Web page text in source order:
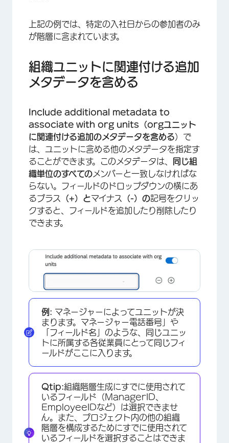
×
上記の例では、特定の入社日からの参加者のみ
が階層に含まれています。
組織ユニットに関連付ける追加
メタデータを含める
Include additional metadata to
associate with org units（orgユニット
に関連付ける追加のメタデータを含める）で
は、ユニットに含める他のメタデータを指定す
ることができます。このメタデータは、
同じ組
織単位のすべての メンバーと一致しなければな
らない。フィールドのドロップダウンの横にあ
るプラス
（+）とマイナス （-）の記号をクリッ
クすると、フィールドを追加したり削除したり
できます。
例: マネージャーによってユニットが決
まります。マネージャー電話番号」や
「フィールド名」のような、同じユニッ
トに所属する各従業員にとって同じフィ
ールドがここに入ります。
Qtip:組織階層生成にすでに使用されて
いるフィールド（ManagerID、
EmployeeIDなど）は選択できませ
ん。また、プロジェクト内の他の組織
階層を構成するためにすでに使用されて
いるフィールドを選択することはできま